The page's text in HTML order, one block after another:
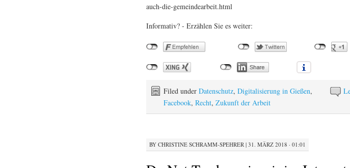
auch-die-gemeindearbeit.html
Informativ? - Erzählen Sie es weiter:
Filed under Datenschutz, Digitalisierung in Gießen,
Facebook, Recht, Zukunft der Arbeit
BY CHRISTINE SCHRAMM-SPEHRER | 31. MÄRZ 2018 · 01:01